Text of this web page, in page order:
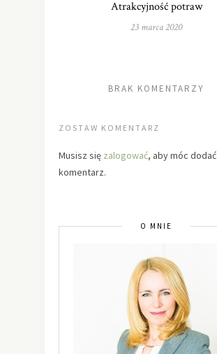
Atrakcyjność potraw
23 marca 2020
BRAK KOMENTARZY
ZOSTAW KOMENTARZ
Musisz się zalogować, aby móc dodać
komentarz.
O MNIE